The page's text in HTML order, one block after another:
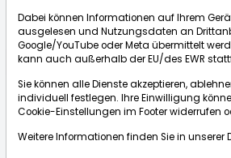
Börse:
Dabei können Informationen auf Ihrem
ausgelesen und Nutzungsdaten an
Google/YouTube oder Meta übermittelt
kann auch außerhalb der EU/des EWR
Sie können alle Dienste akzeptieren,
individuell festlegen. Ihre Einwilligung
Cookie-Einstellungen im Footer widerrufen
Weitere Informationen finden Sie in unserer